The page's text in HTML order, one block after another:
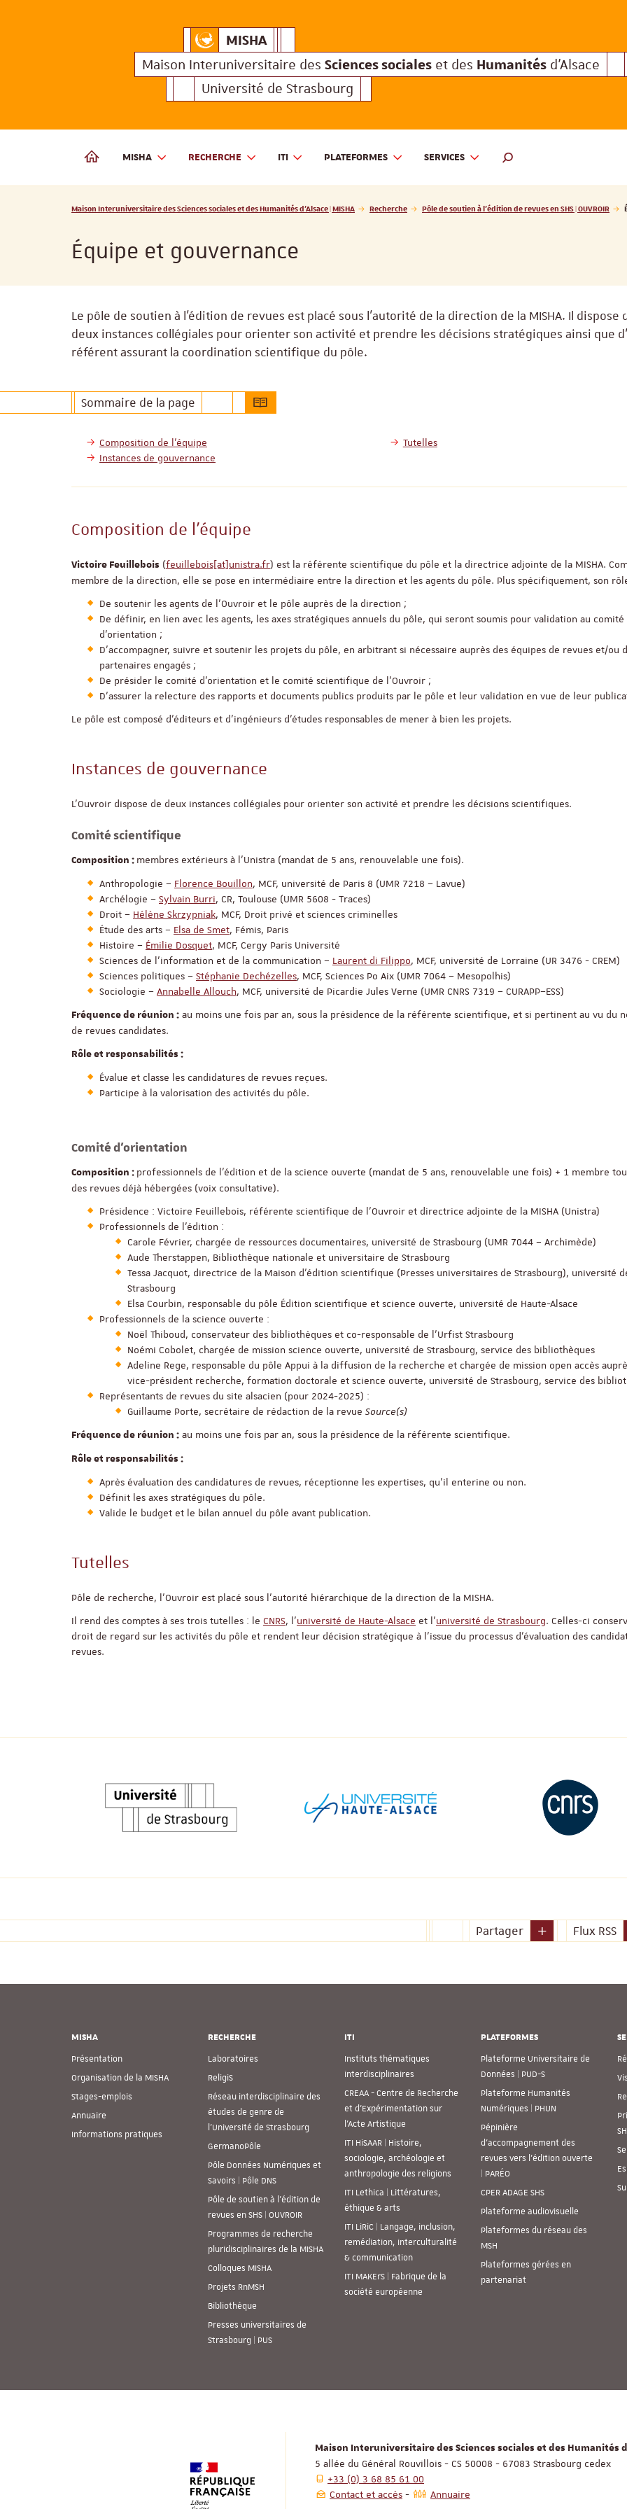
MISHAMaison Interuniversitaire des
Maison Interuniversitaire des Sciences sociales et des Humanités d'Alsace
Université de Strasbourg
MAISON INTERUNIVERSITAIRE DES SCIENCES SOCIALES ET DES HUMANITÉS D'ALSACE | MISHA
MISHA RECHERCHE ITI PLATEFORMES SERVICES
MOTEUR DE RECHERCHE
Maison Interuniversitaire des
Vous êtes ici :
Maison Interuniversitaire des Sciences sociales et des Humanités d'Alsace | MISHA Recherche Pôle de soutien à l’édition de revues en SHS | OUVROIR
Équipe et gouvernance
Le pôle de soutien à l’édition de revues est placé sous l’autorité de la direction de la MISHA. Il dispose
deux instances collégiales pour orienter son activité et prendre les décisions stratégiques ainsi que
référent assurant la coordination scientifique du pôle.
Sommaire de la page
Composition de l’équipe
Instances de gouvernance
Tutelles
Composition de l’équipe
Victoire Feuillebois (feuillebois[at]unistra.fr) est la référente scientifique du pôle et la directrice adjointe de la MISHA.
membre de la direction, elle se pose en intermédiaire entre la direction et les agents du pôle. Plus spécifiquement, son
De soutenir les agents de l’Ouvroir et le pôle auprès de la direction ;
De définir, en lien avec les agents, les axes stratégiques annuels du pôle, qui seront soumis pour validation au comité
d’orientation ;
D'accompagner, suivre et soutenir les projets du pôle, en arbitrant si nécessaire auprès des équipes de revues et/ou
partenaires engagés ;
De présider le comité d’orientation et le comité scientifique de l’Ouvroir ;
D'assurer la relecture des rapports et documents publics produits par le pôle et leur validation en vue de leur
Le pôle est composé d’éditeurs et d’ingénieurs d’études responsables de mener à bien les projets.
Instances de gouvernance
L’Ouvroir dispose de deux instances collégiales pour orienter son activité et prendre les décisions scientifiques.
Comité scientifique
Composition : membres extérieurs à l’Unistra (mandat de 5 ans, renouvelable une fois).
Anthropologie – Florence Bouillon, MCF, université de Paris 8 (UMR 7218 – Lavue)
Archélogie – Sylvain Burri, CR, Toulouse (UMR 5608 - Traces)
Droit – Hélène Skrzypniak, MCF, Droit privé et sciences criminelles
Étude des arts – Elsa de Smet, Fémis, Paris
Histoire – Émilie Dosquet, MCF, Cergy Paris Université
Sciences de l’information et de la communication – Laurent di Filippo, MCF, université de Lorraine (UR 3476 - CREM)
Sciences politiques – Stéphanie Dechézelles, MCF, Sciences Po Aix (UMR 7064 – Mesopolhis)
Sociologie – Annabelle Allouch, MCF, université de Picardie Jules Verne (UMR CNRS 7319 – CURAPP–ESS)
Fréquence de réunion : au moins une fois par an, sous la présidence de la référente scientifique, et si pertinent au vu du
de revues candidates.
Rôle et responsabilités :
Évalue et classe les candidatures de revues reçues.
Participe à la valorisation des activités du pôle.
Comité d'orientation
Composition : professionnels de l’édition et de la science ouverte (mandat de 5 ans, renouvelable une fois) + 1 membre
des revues déjà hébergées (voix consultative).
Présidence : Victoire Feuillebois, référente scientifique de l’Ouvroir et directrice adjointe de la MISHA (Unistra)
Professionnels de l’édition :
Carole Février, chargée de ressources documentaires, université de Strasbourg (UMR 7044 – Archimède)
Aude Therstappen, Bibliothèque nationale et universitaire de Strasbourg
Tessa Jacquot, directrice de la Maison d’édition scientifique (Presses universitaires de Strasbourg), université
Strasbourg
Elsa Courbin, responsable du pôle Édition scientifique et science ouverte, université de Haute-Alsace
Professionnels de la science ouverte :
Noël Thiboud, conservateur des bibliothèques et co-responsable de l’Urfist Strasbourg
Noémi Cobolet, chargée de mission science ouverte, université de Strasbourg, service des bibliothèques
Adeline Rege, responsable du pôle Appui à la diffusion de la recherche et chargée de mission open accès
vice-président recherche, formation doctorale et science ouverte, université de Strasbourg, service des
Représentants de revues du site alsacien (pour 2024-2025) :
Guillaume Porte, secrétaire de rédaction de la revue Source(s)
Fréquence de réunion : au moins une fois par an, sous la présidence de la référente scientifique.
Rôle et responsabilités :
Après évaluation des candidatures de revues, réceptionne les expertises, qu’il enterine ou non.
Définit les axes stratégiques du pôle.
Valide le budget et le bilan annuel du pôle avant publication.
Tutelles
Pôle de recherche, l’Ouvroir est placé sous l’autorité hiérarchique de la direction de la MISHA.
Il rend des comptes à ses trois tutelles : le CNRS, l’université de Haute-Alsace et l’université de Strasbourg. Celles-ci
droit de regard sur les activités du pôle et rendent leur décision stratégique à l’issue du processus d’évaluation des
revues.
Soutien à la publication
ReligiS
Date limite de candidature
Salle
Partager Flux RSS
MISHA
Présentation
Organisation de la MISHA
Stages-emplois
Annuaire
Informations pratiques
RECHERCHE
Laboratoires
ReligiS
Réseau interdisciplinaire des
études de genre de
l’Université de Strasbourg
GermanoPôle
Pôle Données Numériques et
Savoirs | Pôle DNS
Pôle de soutien à l’édition de
revues en SHS | OUVROIR
Programmes de recherche
pluridisciplinaires de la MISHA
Colloques MISHA
Projets RnMSH
Bibliothèque
Presses universitaires de
Strasbourg | PUS
ITI
Instituts thématiques
interdisciplinaires
CREAA - Centre de Recherche
et d’Expérimentation sur
l’Acte Artistique
ITI HiSAAR | Histoire,
sociologie, archéologie et
anthropologie des religions
ITI Lethica | Littératures,
éthique & arts
ITI LiRiC | Langage, inclusion,
remédiation, interculturalité
& communication
ITI MAKErS | Fabrique de la
société européenne
PLATEFORMES
Plateforme Universitaire de
Données | PUD-S
Plateforme Humanités
Numériques | PHUN
Pépinière
d’accompagnement des
revues vers l’édition ouverte
| PARÉO
CPER ADAGE SHS
Plateforme audiovisuelle
Plateformes du réseau des
MSH
Plateformes gérées en
partenariat
Maison Interuniversitaire des Sciences sociales et des Humanités
5 allée du Général Rouvillois - CS 50008 - 67083 Strasbourg cedex
+33 (0) 3 68 85 61 00
Contact et accès
Annuaire